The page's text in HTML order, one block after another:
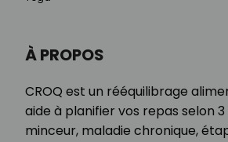
À PROPOS
CROQ est un rééquilibrage
aide à planifier vos repas selon
minceur, maladie chronique,